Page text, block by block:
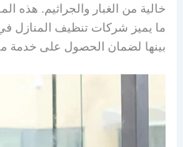
خالية من الغبار والجراثيم. هذه
ما يميز شركات تنظيف المنازل
بينها لضمان الحصول على خدمة